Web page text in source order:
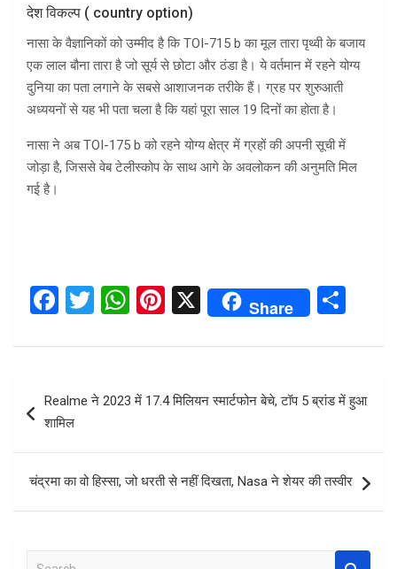
देश विकल्प ( country option)
नासा के वैज्ञानिकों को उम्मीद है कि TOI-715 b का मूल तारा पृथ्वी के बजाय
एक लाल बौना तारा है जो सूर्य से छोटा और ठंडा है। ये वर्तमान में रहने योग्य
दुनिया का पता लगाने के सबसे आशाजनक तरीके हैं। ग्रह पर शुरुआती
अध्ययनों से यह भी पता चला है कि यहां पूरा साल 19 दिनों का होता है।
नासा ने अब TOI-175 b को रहने योग्य क्षेत्र में ग्रहों की अपनी सूची में
जोड़ा है, जिससे वेब टेलीस्कोप के साथ आगे के अवलोकन की अनुमति मिल
गई है।
F
ce
o
k
T
tt
er
W
at
s
A
p
Pi
er
es
t
X Share
ar
navigation
Realme ने 2023 में 17.4 मिलियन स्मार्टफोन बेचे, टॉप 5 ब्रांड में हुआ
शामिल
चंद्रमा का वो हिस्‍सा, जो धरती से नहीं दिखता, Nasa ने शेयर की तस्‍वीर